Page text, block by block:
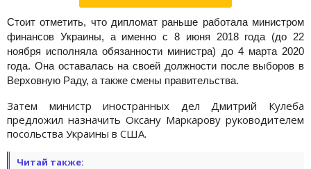
Стоит отметить, что дипломат раньше работала министром
финансов Украины, а именно с 8 июня 2018 года (до 22
ноября исполняла обязанности министра) до 4 марта 2020
года. Она оставалась на своей должности после выборов в
Верховную Раду, а также смены правительства.
Затем министр иностранных дел Дмитрий Кулеба
предложил назначить Оксану Маркарову руководителем
посольства Украины в США.
Читай также: